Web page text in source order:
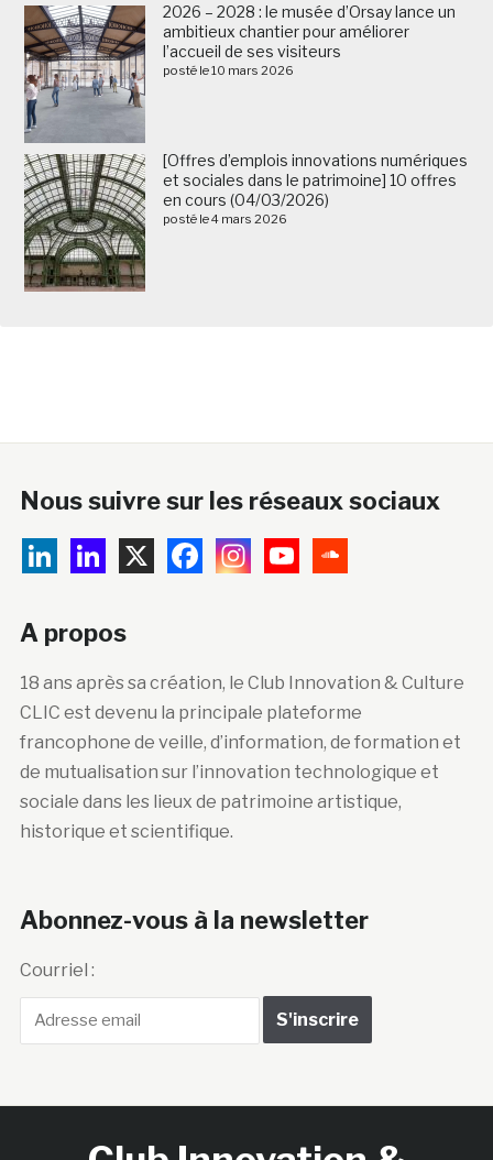
2026 – 2028 : le musée d’Orsay lance un
ambitieux chantier pour améliorer
l’accueil de ses visiteurs
posté le 10 mars 2026
[Offres d’emplois innovations numériques
et sociales dans le patrimoine] 10 offres
en cours (04/03/2026)
posté le 4 mars 2026
Nous suivre sur les réseaux sociaux
A propos
18 ans après sa création, le Club Innovation & Culture
CLIC est devenu la principale plateforme
francophone de veille, d’information, de formation et
de mutualisation sur l’innovation technologique et
sociale dans les lieux de patrimoine artistique,
historique et scientifique.
Abonnez-vous à la newsletter
Courriel :